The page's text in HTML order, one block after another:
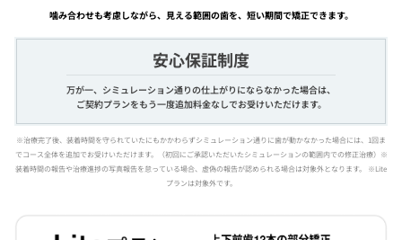
噛み合わせも考慮しながら、見える範囲の歯を、短い期間で矯正できます。
安心保証制度
万が一、シミュレーション通りの仕上がりにならなかった場合は、
ご契約プランをもう一度追加料金なしでお受けいただけます。
※治療完了後、装着時間を守られていたにもかかわらずシミュレーション通りに歯が動かなかった場合には、1回ま
でコース全体を追加でお受けいただけます。（初回にご承認いただいたシミュレーションの範囲内での修正治療）※
装着時間の報告や治療進捗の写真報告を怠っている場合、虚偽の報告が認められる場合は対象外となります。 ※Lite
プランは対象外です。